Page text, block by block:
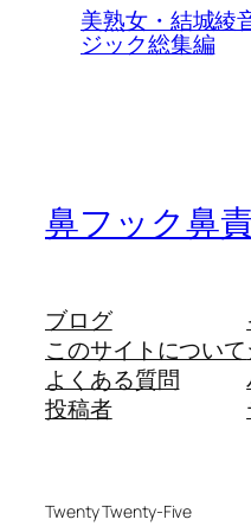
美熟女・結城綾
ジック総集編
鼻フック鼻
ブログ
このサイトについて
よくある質問
投稿者
Twenty Twenty-Five